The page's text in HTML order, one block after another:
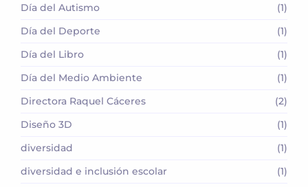
Día del Autismo
(1)
Día del Deporte
(1)
Día del Libro
(1)
Día del Medio Ambiente
(1)
Directora Raquel Cáceres
(2)
Diseño 3D
(1)
diversidad
(1)
diversidad e inclusión escolar
(1)